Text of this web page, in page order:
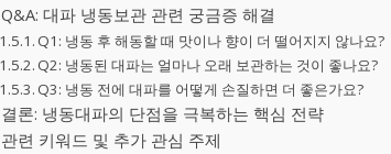
Q&A: 대파 냉동보관 관련 궁금증 해결
Q1: 냉동 후 해동할 때 맛이나 향이 더 떨어지지 않나요?
Q2: 냉동된 대파는 얼마나 오래 보관하는 것이 좋나요?
Q3: 냉동 전에 대파를 어떻게 손질하면 더 좋은가요?
결론: 냉동대파의 단점을 극복하는 핵심 전략
관련 키워드 및 추가 관심 주제